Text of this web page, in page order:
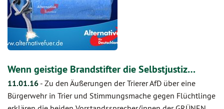
Wenn geistige Brandstifter die Selbstjustiz…
11.01.16 - Zu den Äußerungen der Trierer AfD über eine
Bürgerwehr in Trier und Stimmungsmache gegen Flüchtlinge